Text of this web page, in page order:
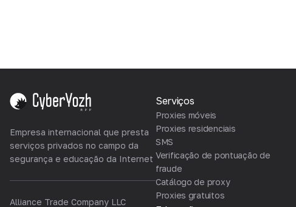
Empresa internacional que presta
serviços privados no campo da
segurança e educação da Internet
Alliance Trade Company LLC
Serviços
Proxies móveis
Proxies residenciais
SMS
Verificação de pontuação de
fraude
Catálogo de proxy
Proxies gratuitos